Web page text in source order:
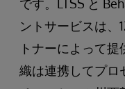
です。LTSS と
ントサービスは、
トナーによって
織は連携してプロ